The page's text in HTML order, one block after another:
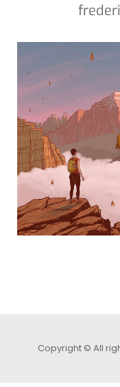
Copyright © All